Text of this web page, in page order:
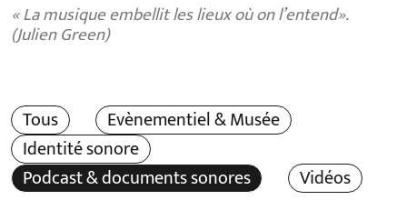
« La musique embellit les lieux où on l’entend».
(Julien Green)
Tous
Evènementiel & Musée
Identité sonore
Podcast & documents sonores
Vidéos